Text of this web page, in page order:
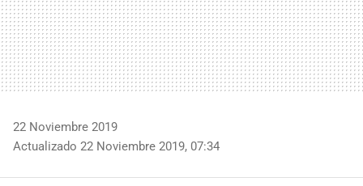
22 Noviembre 2019
Actualizado 22 Noviembre 2019, 07:34